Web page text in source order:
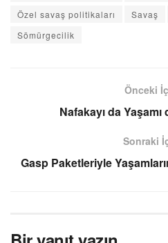
Özel savaş politikaları
Savaş
Sömürgecilik
Önceki
Nafakayı da
Sonraki
Gasp Paketleriyle